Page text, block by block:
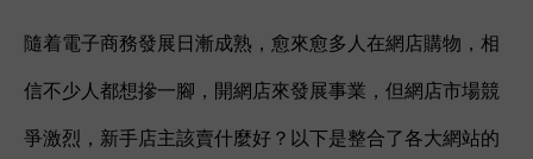
隨着電子商務發展日漸成熟，愈來愈多人在網店購物，相
信不少人都想摻一腳，開網店來發展事業，但網店市場競
爭激烈，新手店主該賣什麼好？以下是整合了各大網站的